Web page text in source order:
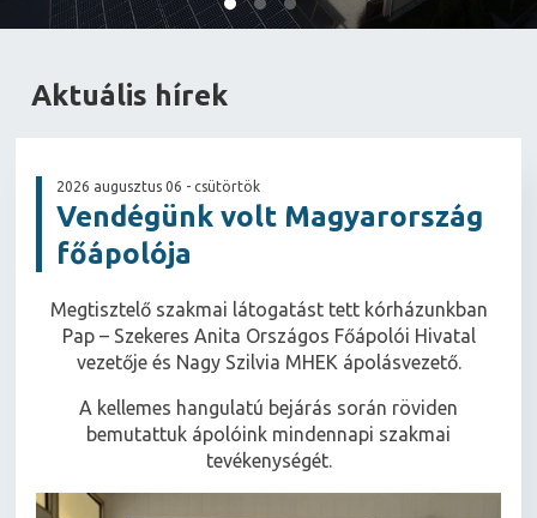
Aktuális hírek
2026 augusztus 06 - csütörtök
Vendégünk volt Magyarország
főápolója
Megtisztelő szakmai látogatást tett kórházunkban
Pap – Szekeres Anita Országos Főápolói Hivatal
vezetője és Nagy Szilvia MHEK ápolásvezető.
A kellemes hangulatú bejárás során röviden
bemutattuk ápolóink mindennapi szakmai
tevékenységét.